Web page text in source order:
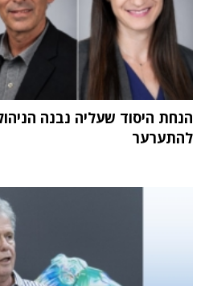
הנחת היסוד שעליה נבנה
להתערער